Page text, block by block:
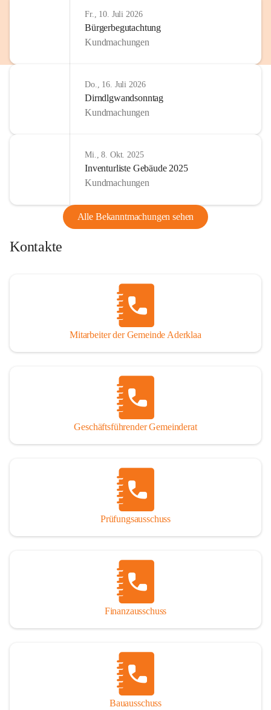
Fr., 10. Juli 2026
Bürgerbegutachtung
Kundmachungen
Do., 16. Juli 2026
Dirndlgwandsonntag
Kundmachungen
Mi., 8. Okt. 2025
Inventurliste Gebäude 2025
Kundmachungen
Alle Bekanntmachungen sehen
Kontakte
Mitarbeiter der Gemeinde Aderklaa
Geschäftsführender Gemeinderat
Prüfungsausschuss
Finanzausschuss
Bauausschuss